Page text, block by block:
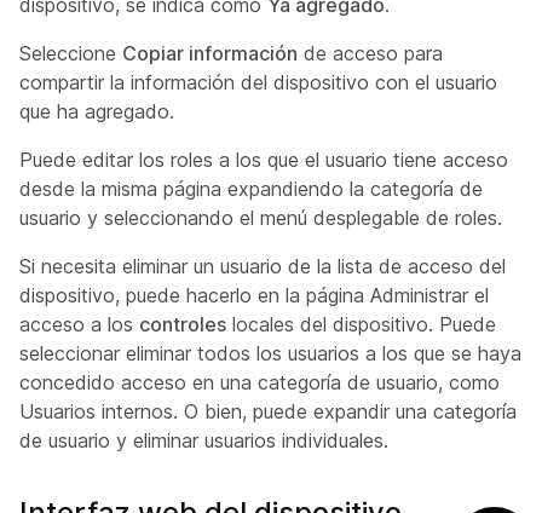
dispositivo, se indica como Ya agregado.
Seleccione Copiar información de acceso para
compartir la información del dispositivo con el usuario
que ha agregado.
Puede editar los roles a los que el usuario tiene acceso
desde la misma página expandiendo la categoría de
usuario y seleccionando el menú desplegable de roles.
Si necesita eliminar un usuario de la lista de acceso del
dispositivo, puede hacerlo en la página Administrar el
acceso a los controles locales del dispositivo. Puede
seleccionar eliminar todos los usuarios a los que se haya
concedido acceso en una categoría de usuario, como
Usuarios internos. O bien, puede expandir una categoría
de usuario y eliminar usuarios individuales.